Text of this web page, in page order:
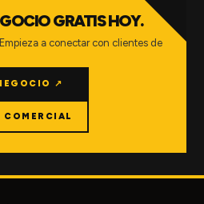
GRATIS HOY.
a conectar con clientes de
↗